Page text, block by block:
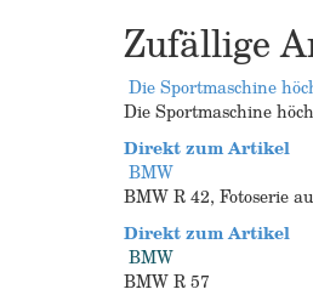
Zufällige
Die Sportmaschine
Die Sportmaschine
Direkt zum Artikel
BMW
BMW R 42, Fotoserie
Direkt zum Artikel
BMW
BMW R 57